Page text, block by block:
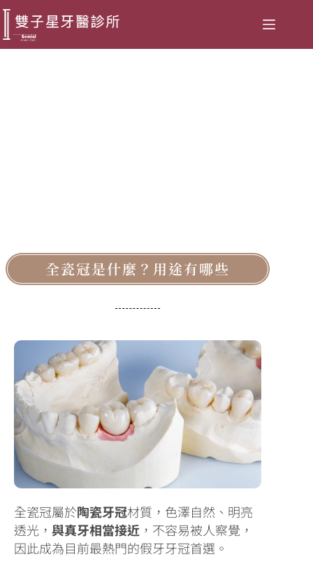
全瓷冠是什麼？用途有哪些
全瓷冠屬於陶瓷牙冠材質，色澤自然、明亮
透光， 與真牙相當接近 ，不容易被人察覺，
因此成為目前最熱門的假牙牙冠首選。